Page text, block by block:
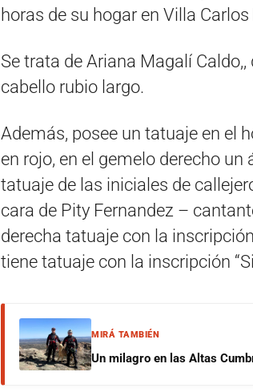
horas de su hogar en Villa Carlos
Se trata de Ariana Magalí
cabello rubio largo.
Además, posee un tatuaje en el
en rojo, en el gemelo derecho
tatuaje de las iniciales de
cara de Pity Fernandez –
derecha tatuaje con la
tiene tatuaje con la inscripción
MIRÁ TAMBIÉN
Un milagro en las Altas